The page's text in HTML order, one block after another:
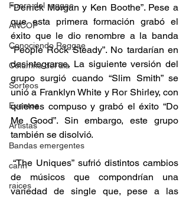
Fuera del reggae
ANCOP
Conociendo Reggae
Columna del día
Sorteos
Eventos
Artistas
Bandas emergentes
cann
raices
“Derrick Morgan y Ken Boothe”. Pese a
que esta primera formación grabó el
éxito que le dio renombre a la banda
“People Rock Steady”. No tardarían en
desintegrarse. La siguiente versión del
grupo surgió cuando “Slim Smith” se
unió a Franklyn White y Ror Shirley, con
quienes compuso y grabó el éxito “Do
Me Good”. Sin embargo, este grupo
también se disolvió.
“The Uniques” sufrió distintos cambios
de músicos que compondrían una
variedad de single que, pese a las